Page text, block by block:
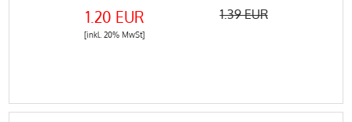
1.20 EUR
[inkl. 20% MwSt]
1.39 EUR